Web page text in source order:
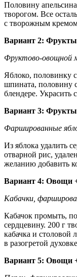
Половину
творогом. Все
с творожным
Вариант 2:
Фруктово-овощной
Яблоко, половинку
шпината, половину
блендере. Украсить
Вариант 3:
Фаршированные
Из яблока удалить
отварной рис,
желанию добавить
Вариант 4: Овощи
Кабачки,
Кабачок промыть,
сердцевину. 200 г
кабачка и столовой
в разогретой
Вариант 5: Овощи